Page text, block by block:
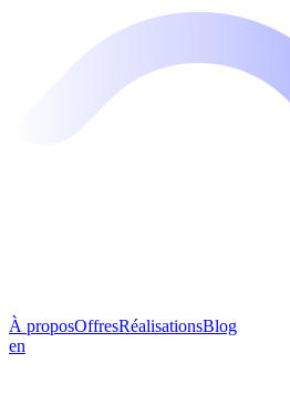
À proposOffresRéalisationsBlog
en